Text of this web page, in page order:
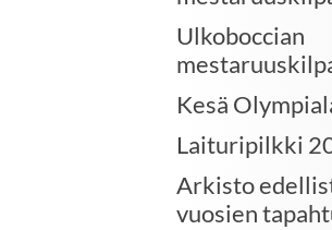
Ulkoboccian
Kesä
Laituripilkki
Arkisto
vuosien